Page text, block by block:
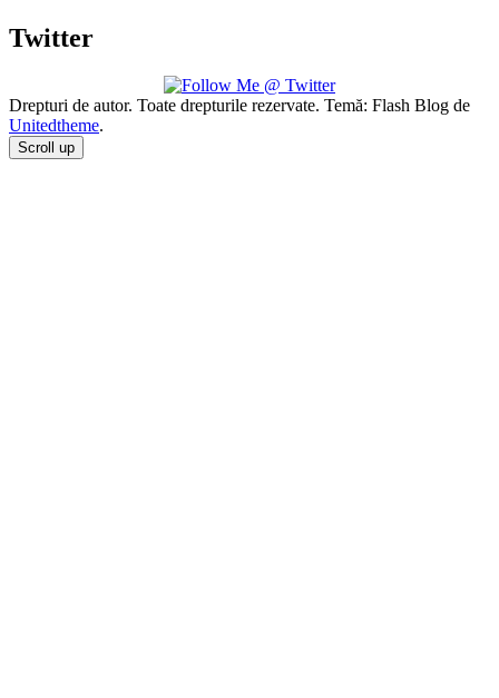
Twitter
Drepturi de autor. Toate drepturile rezervate. Temă: Flash Blog de
Unitedtheme.
Scroll up